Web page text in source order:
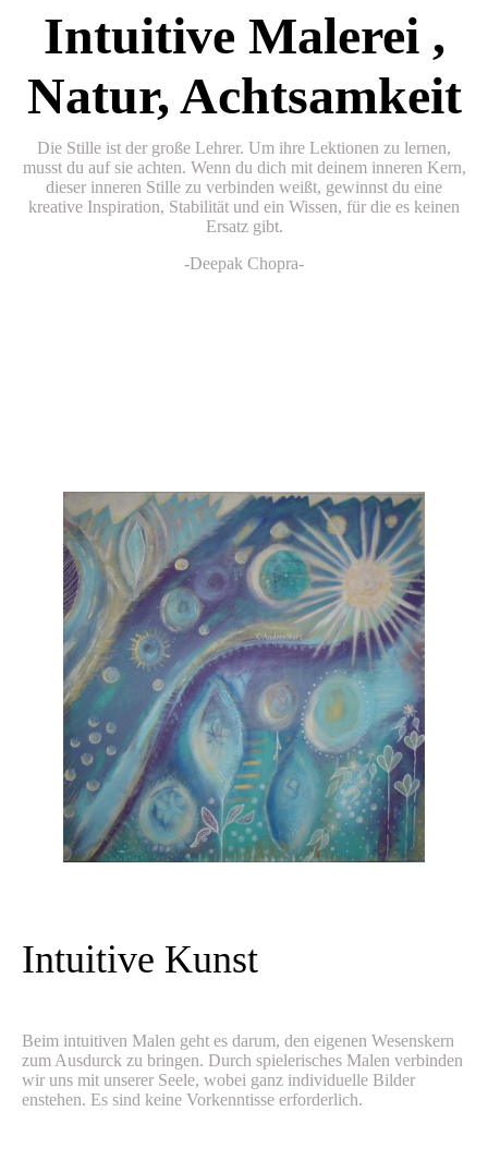
Intuitive Malerei ,
Natur, Achtsamkeit
Die Stille ist der große Lehrer. Um ihre Lektionen zu lernen,
musst du auf sie achten. Wenn du dich mit deinem inneren Kern,
dieser inneren Stille zu verbinden weißt, gewinnst du eine
kreative Inspiration, Stabilität und ein Wissen, für die es keinen
Ersatz gibt.
-Deepak Chopra-
Intuitive Kunst
Beim intuitiven Malen geht es darum, den eigenen Wesenskern
zum Ausdurck zu bringen. Durch spielerisches Malen verbinden
wir uns mit unserer Seele, wobei ganz individuelle Bilder
enstehen. Es sind keine Vorkenntisse erforderlich.